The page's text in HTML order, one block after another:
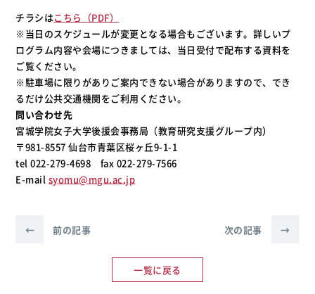
チラシはこちら（PDF）
※当日のスケジュールが変更となる場合もございます。詳しいプ
ログラム内容や会場につきましては、当日受付で配布する資料を
ご覧ください。
※駐車場に限りがありご案内できない場合がありますので、でき
るだけ公共交通機関をご利用ください。
問い合わせ先
宮城学院女子大学後援会事務局（教育研究支援グループ内）
〒981-8557 仙台市青葉区桜ヶ丘9-1-1
tel 022-279-4698 fax 022-279-7566
E-mail syomu@mgu.ac.jp
← 前の記事
一覧に戻る
次の記事 →